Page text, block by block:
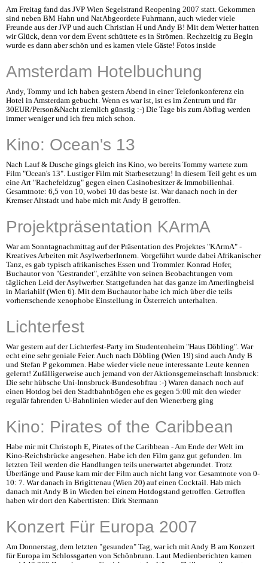
Am Freitag fand das JVP Wien Segelstrand Reopening 2007 statt. Gekommen
sind neben BM Hahn und NatAbgeordete Fuhrmann, auch wieder viele
Freunde aus der JVP und auch Christian H und Andy B! Mit dem Wetter hatten
wir Glück, denn vor dem Event schüttete es in Strömen. Rechzeitig zu Begin
wurde es dann aber schön und es kamen viele Gäste! Fotos inside
Amsterdam Hotelbuchung
Andy, Tommy und ich haben gestern Abend in einer Telefonkonferenz ein
Hotel in Amsterdam gebucht. Wenn es war ist, ist es im Zentrum und für
30EUR/Person&Nacht ziemlich günstig :-) Die Tage bis zum Abflug werden
immer weniger und ich freu mich schon.
Kino: Ocean's 13
Nach Lauf & Dusche gings gleich ins Kino, wo bereits Tommy wartete zum
Film "Ocean's 13". Lustiger Film mit Starbesetzung! In diesem Teil geht es um
eine Art "Rachefeldzug" gegen einen Casinobesitzer & Immobilienhai.
Gesamtnote: 6,5 von 10, wobei 10 das beste ist. War danach noch in der
Kremser Altstadt und habe mich mit Andy B getroffen.
Projektpräsentation KArmA
War am Sonntagnachmittag auf der Präsentation des Projektes "KArmA" -
Kreatives Arbeiten mit AsylwerberInnern. Vorgeführt wurde dabei Afrikanischer
Tanz, es gab typisch afrikanisches Essen und Trommler. Konrad Hofer,
Buchautor von "Gestrandet", erzählte von seinen Beobachtungen vom
täglichen Leid der Asylwerber. Stattgefunden hat das ganze im Amerlingbeisl
in Mariahilf (Wien 6). Mit dem Buchautor habe ich mich über die teils
vorherrschende xenophobe Einstellung in Österreich unterhalten.
Lichterfest
War gestern auf der Lichterfest-Party im Studentenheim "Haus Döbling". War
echt eine sehr geniale Feier. Auch nach Döbling (Wien 19) sind auch Andy B
und Stefan P gekommen. Habe wieder viele neue interessante Leute kennen
gelernt! Zufälligerweise auch jemand von der Aktionsgemeinschaft Innsbruck:
Die sehr hübsche Uni-Innsbruck-Bundesobfrau :-) Waren danach noch auf
einen Hotdog bei den Stadtbahnbögen ehe es gegen 5:00 mit den wieder
regulär fahrenden U-Bahnlinien wieder auf den Wienerberg ging
Kino: Pirates of the Caribbean
Habe mir mit Christoph E, Pirates of the Caribbean - Am Ende der Welt im
Kino-Reichsbrücke angesehen. Habe ich den Film ganz gut gefunden. Im
letzten Teil werden die Handlungen teils unerwartet abgerundet. Trotz
Überlänge und Pause kam mir der Film auch nicht lang vor. Gesamtnote von 0-
10: 7. War danach in Brigittenau (Wien 20) auf einen Cocktail. Hab mich
danach mit Andy B in Wieden bei einem Hotdogstand getroffen. Getroffen
haben wir dort den Kaberttisten: Dirk Stermann
Konzert Für Europa 2007
Am Donnerstag, dem letzten "gesunden" Tag, war ich mit Andy B am Konzert
für Europa im Schlossgarten von Schönbrunn. Laut Medienberichten kamen